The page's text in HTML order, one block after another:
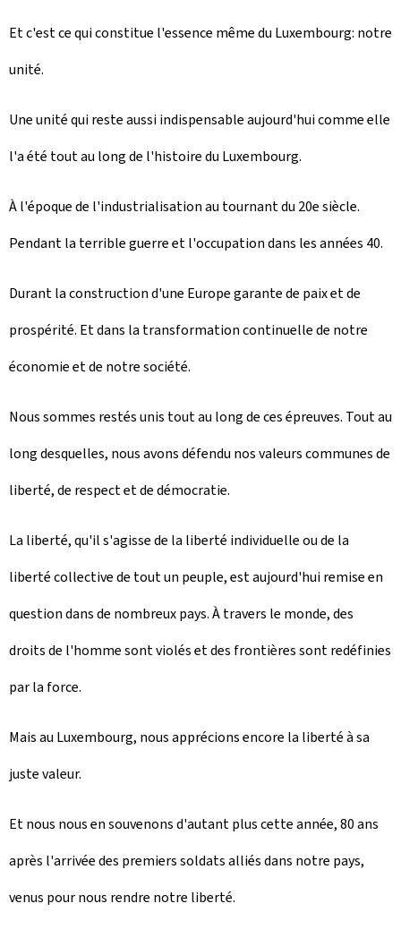
Et c'est ce qui constitue l'essence même du Luxembourg: notre
unité.
Une unité qui reste aussi indispensable aujourd'hui comme elle
l'a été tout au long de l'histoire du Luxembourg.
À l'époque de l'industrialisation au tournant du 20e siècle.
Pendant la terrible guerre et l'occupation dans les années 40.
Durant la construction d'une Europe garante de paix et de
prospérité. Et dans la transformation continuelle de notre
économie et de notre société.
Nous sommes restés unis tout au long de ces épreuves. Tout au
long desquelles, nous avons défendu nos valeurs communes de
liberté, de respect et de démocratie.
La liberté, qu'il s'agisse de la liberté individuelle ou de la
liberté collective de tout un peuple, est aujourd'hui remise en
question dans de nombreux pays. À travers le monde, des
droits de l'homme sont violés et des frontières sont redéfinies
par la force.
Mais au Luxembourg, nous apprécions encore la liberté à sa
juste valeur.
Et nous nous en souvenons d'autant plus cette année, 80 ans
après l'arrivée des premiers soldats alliés dans notre pays,
venus pour nous rendre notre liberté.